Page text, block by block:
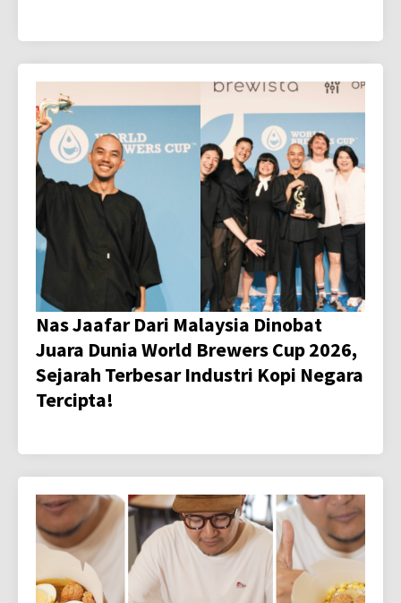
Nas Jaafar Dari Malaysia Dinobat
Juara Dunia World Brewers Cup 2026,
Sejarah Terbesar Industri Kopi Negara
Tercipta!